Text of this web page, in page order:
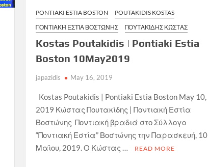
PONTIAKI ESTIA BOSTON
POUTAKIDIS KOSTAS
ΠΟΝΤΙΑΚΉ ΕΣΤΊΑ ΒΟΣΤΏΝΗΣ
ΠΟΥΤΑΚΊΔΗΣ ΚΏΣΤΑΣ
Kostas Poutakidis | Pontiaki Estia
Boston 10May2019
japazidis May 16, 2019
Kostas Poutakidis | Pontiaki Estia Boston May 10,
2019 Κώστας Πουτακίδης | Ποντιακή Εστία
Βοστώνης Ποντιακή βραδιά στο Σύλλογο
“Ποντιακή Εστία” Βοστώνης την Παρασκευή, 10
Μαϊου, 2019. Ο Κώστας …
READ MORE